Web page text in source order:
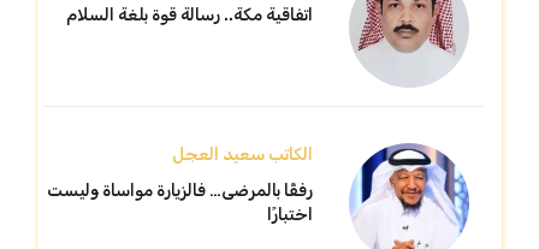
اتفاقية مكة.. رسالة قوة بلغة السلام
الكاتب سعيد العجل
رفقًا بالمرضى… فالزيارة مواساة وليست
اختبارًا